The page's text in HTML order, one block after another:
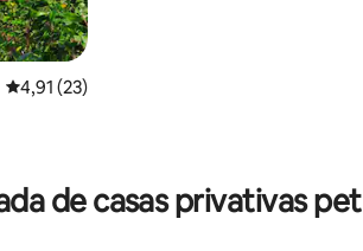
4,91 de uma avaliação média de 5, 23
4,91 (23)
de casas privativas